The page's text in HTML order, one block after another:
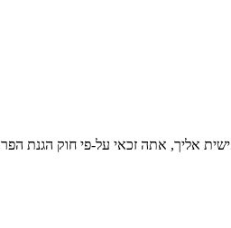
הגנת הפרטיות, התשמ”א- 1981 לדרוש בכתב שהמידע